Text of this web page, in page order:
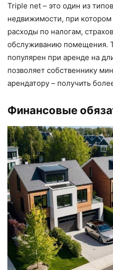
Triple net – это один из
недвижимости, при
расходы по налогам,
обслуживанию помещения.
популярен при аренде на
позволяет собственнику
арендатору – получить
Финансовые